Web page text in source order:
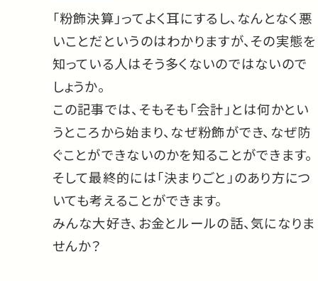
「粉飾決算」ってよく耳にするし、なんとなく悪
いことだというのはわかりますが、その実態を
知っている人はそう多くないのではないので
しょうか。
この記事では、そもそも「会計」とは何かとい
うところから始まり、なぜ粉飾ができ、なぜ防
ぐことができないのかを知ることができます。
そして最終的には「決まりごと」のあり方につ
いても考えることができます。
みんな大好き、お金とルールの話、気になりま
せんか？